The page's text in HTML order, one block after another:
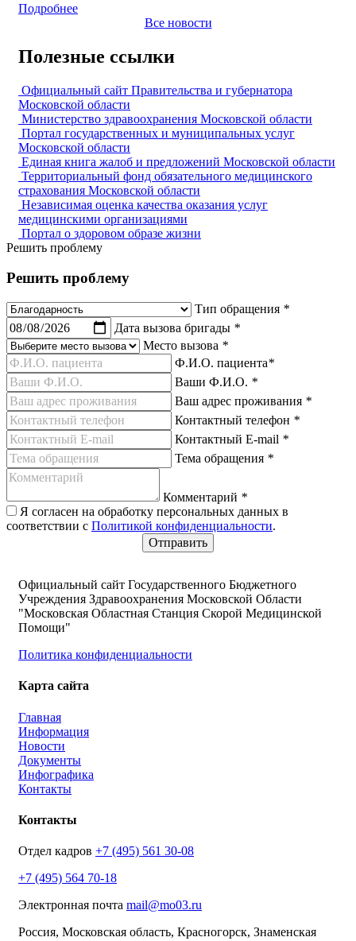
Подробнее
Все новости
Полезные ссылки
Официальный сайт Правительства и губернатора
Московской области
Министерство здравоохранения Московской области
Портал государственных и муниципальных услуг
Московской области
Единая книга жалоб и предложений Московской области
Территориальный фонд обязательного медицинского
страхования Московской области
Независимая оценка качества оказания услуг
медицинскими организациями
Портал о здоровом образе жизни
Решить проблему
Решить проблему
Тип обращения *
Дата вызова бригады *
Место вызова *
Ф.И.О. пациента*
Ваши Ф.И.О. *
Ваш адрес проживания *
Контактный телефон *
Контактный E-mail *
Тема обращения *
Комментарий *
Я согласен на обработку персональных данных в
соответствии с Политикой конфиденциальности.
Официальный сайт Государственного Бюджетного
Учреждения Здравоохранения Московской Области
"Московская Областная Станция Скорой Медицинской
Помощи"
Политика конфиденциальности
Карта сайта
Главная
Информация
Новости
Документы
Инфографика
Контакты
Контакты
Отдел кадров +7 (495) 561 30-08
+7 (495) 564 70-18
Электронная почта mail@mo03.ru
Россия, Московская область, Красногорск, Знаменская